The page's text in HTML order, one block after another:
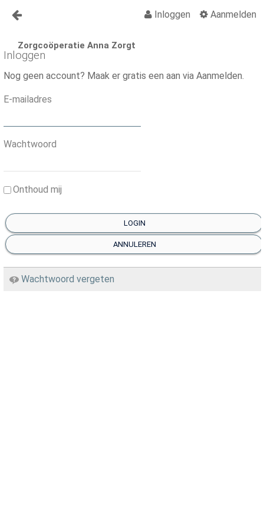
Inloggen Aanmelden
Zorgcoöperatie Anna Zorgt
Anna Zorgt
Over Anna
Nieuws
Vragen?
Activiteiten
Activiteiten Kalender
Organisatiegids
Zelfzorg
Inloggen
Nog geen account? Maak er gratis een aan via Aanmelden.
E-mailadres
Wachtwoord
Onthoud mij
LOGIN
ANNULEREN
Wachtwoord vergeten